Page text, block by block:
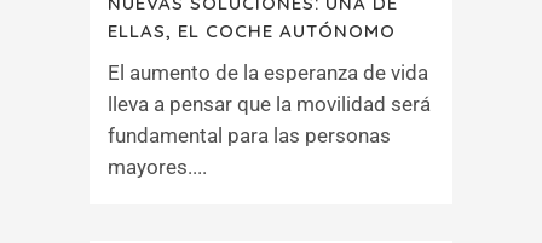
ELLAS, EL COCHE AUTÓNOMO
El aumento de la esperanza de vida
lleva a pensar que la movilidad será
fundamental para las personas
mayores....